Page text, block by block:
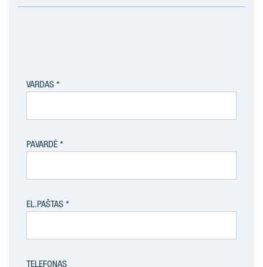
VARDAS
PAVARDĖ
EL.PAŠTAS
TELEFONAS